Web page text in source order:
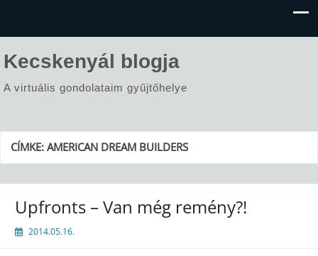
Kecskenyál blogja
A virtuális gondolataim gyűjtőhelye
CÍMKE:AMERICAN DREAM BUILDERS
Upfronts – Van még remény?!
2014.05.16.